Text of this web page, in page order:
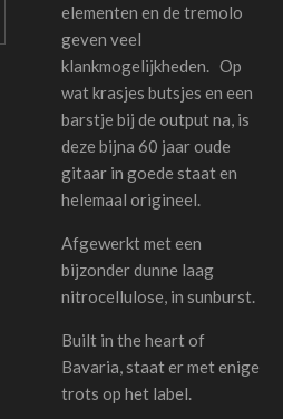
elementen en de tremolo
geven veel
klankmogelijkheden. Op
wat krasjes butsjes en een
barstje bij de output na, is
deze bijna 60 jaar oude
gitaar in goede staat en
helemaal origineel.
Afgewerkt met een
bijzonder dunne laag
nitrocellulose, in sunburst.
Built in the heart of
Bavaria, staat er met enige
trots op het label.